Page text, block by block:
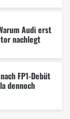
Audi erst
nachlegt
FP1-Debüt
dennoch